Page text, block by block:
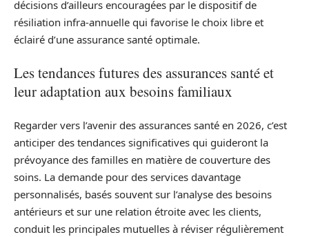
décisions d’ailleurs encouragées par le dispositif de
résiliation infra-annuelle qui favorise le choix libre et
éclairé d’une assurance santé optimale.
Les tendances futures des assurances santé et
leur adaptation aux besoins familiaux
Regarder vers l’avenir des assurances santé en 2026, c’est
anticiper des tendances significatives qui guideront la
prévoyance des familles en matière de couverture des
soins. La demande pour des services davantage
personnalisés, basés souvent sur l’analyse des besoins
antérieurs et sur une relation étroite avec les clients,
conduit les principales mutuelles à réviser régulièrement